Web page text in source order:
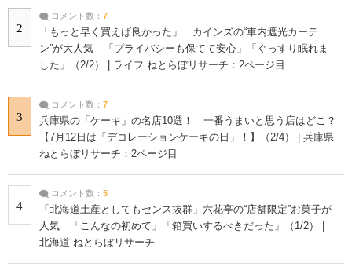
2
コメント数： 7
「もっと早く買えば良かった」 カインズの“車内遮光カーテ
ン”が大人気 「プライバシーも保てて安心」「ぐっすり眠れま
した」（2/2） | ライフ ねとらぼリサーチ：2ページ目
3
コメント数： 7
兵庫県の「ケーキ」の名店10選！ 一番うまいと思う店はどこ？
【7月12日は「デコレーションケーキの日」！】（2/4） | 兵庫県
ねとらぼリサーチ：2ページ目
4
コメント数： 5
「北海道土産としてもセンス抜群」六花亭の“店舗限定”お菓子が
人気 「こんなの初めて」「箱買いするべきだった」（1/2） |
北海道 ねとらぼリサーチ